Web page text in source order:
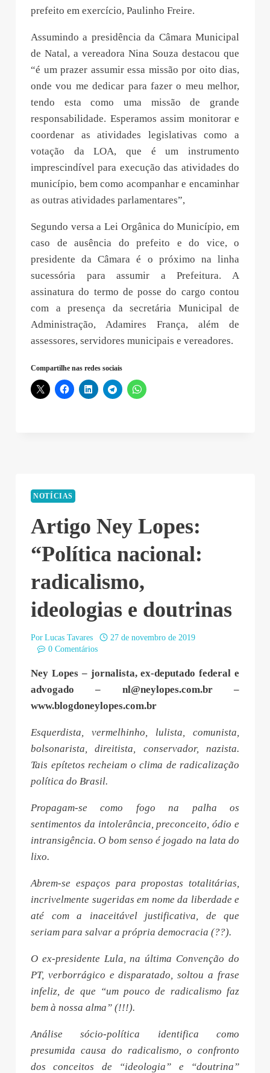
prefeito em exercício, Paulinho Freire.
Assumindo a presidência da Câmara Municipal
de Natal, a vereadora Nina Souza destacou que
“é um prazer assumir essa missão por oito dias,
onde vou me dedicar para fazer o meu melhor,
tendo esta como uma missão de grande
responsabilidade. Esperamos assim monitorar e
coordenar as atividades legislativas como a
votação da LOA, que é um instrumento
imprescindível para execução das atividades do
município, bem como acompanhar e encaminhar
as outras atividades parlamentares”,
Segundo versa a Lei Orgânica do Município, em
caso de ausência do prefeito e do vice, o
presidente da Câmara é o próximo na linha
sucessória para assumir a Prefeitura. A
assinatura do termo de posse do cargo contou
com a presença da secretária Municipal de
Administração, Adamires França, além de
assessores, servidores municipais e vereadores.
Compartilhe nas redes sociais
NOTÍCIAS
Artigo Ney Lopes:
“Política nacional:
radicalismo,
ideologias e doutrinas
Por Lucas Tavares
27 de novembro de 2019
0 Comentários
Ney Lopes – jornalista, ex-deputado federal e
advogado – nl@neylopes.com.br–
www.blogdoneylopes.com.br
Esquerdista, vermelhinho, lulista, comunista,
bolsonarista, direitista, conservador, nazista.
Tais epítetos recheiam o clima de radicalização
política do Brasil.
Propagam-se como fogo na palha os
sentimentos da intolerância, preconceito, ódio e
intransigência. O bom senso é jogado na lata do
lixo.
Abrem-se espaços para propostas totalitárias,
incrivelmente sugeridas em nome da liberdade e
até com a inaceitável justificativa, de que
seriam para salvar a própria democracia (??).
O ex-presidente Lula, na última Convenção do
PT, verborrágico e disparatado, soltou a frase
infeliz, de que “um pouco de radicalismo faz
bem à nossa alma” (!!!).
Análise sócio-política identifica como
presumida causa do radicalismo, o confronto
dos conceitos de “ideologia” e “doutrina”